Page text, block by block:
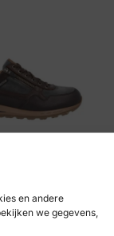
en andere
we gegevens,